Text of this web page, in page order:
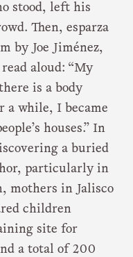
stood, left his
Then, esparza
by Joe Jiménez,
aloud: “My
is a body
a while, I became
houses.” In
a buried
particularly in
mothers in Jalisco
children
site for
a total of 200